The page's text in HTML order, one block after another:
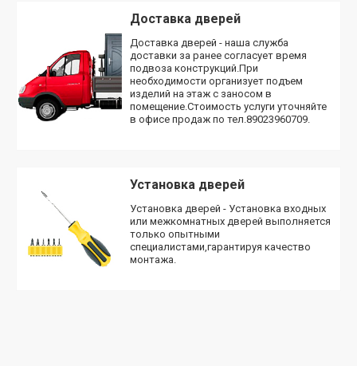
Доставка дверей
Доставка дверей - наша служба
доставки за ранее согласует время
подвоза конструкций.При
необходимости организует подъем
изделий на этаж с заносом в
помещение.Стоимость услуги уточняйте
в офисе продаж по тел.89023960709.
Установка дверей
Установка дверей - Установка входных
или межкомнатных дверей выполняется
только опытными
специалистами,гарантируя качество
монтажа.